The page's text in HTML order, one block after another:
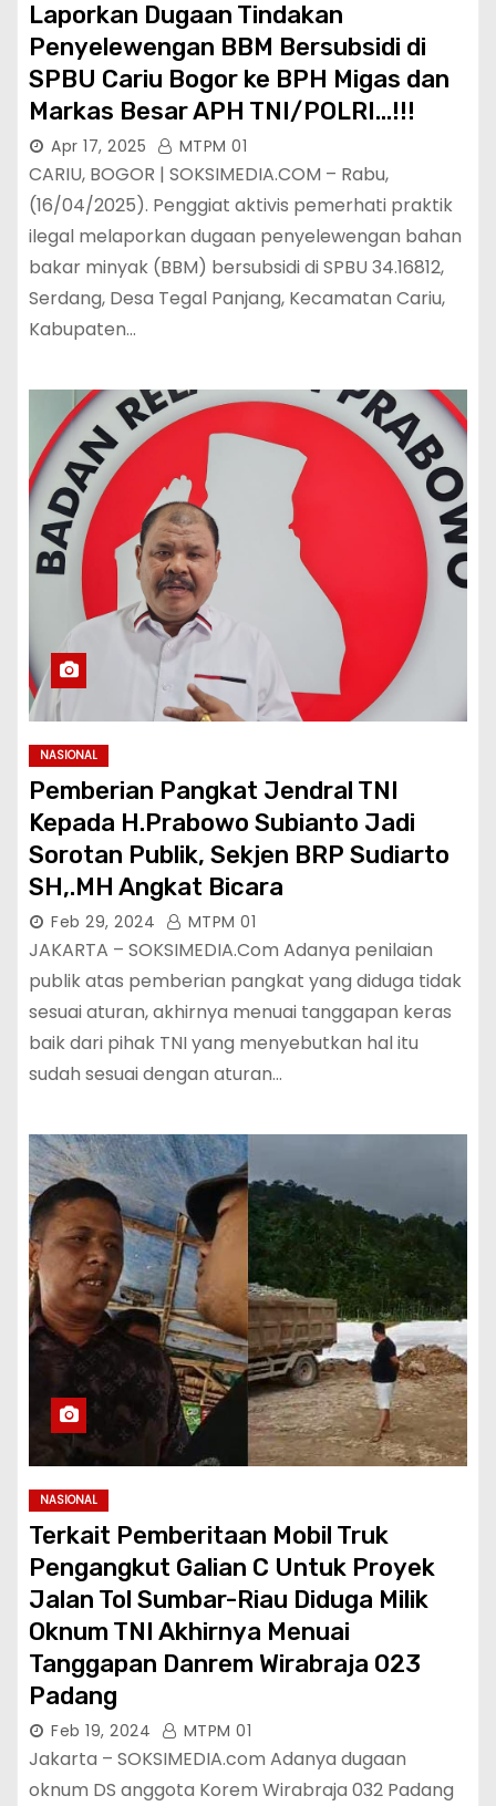
Laporkan Dugaan Tindakan
Penyelewengan BBM Bersubsidi di
SPBU Cariu Bogor ke BPH Migas dan
Markas Besar APH TNI/POLRI…!!!
Apr 17, 2025 MTPM 01
CARIU, BOGOR | SOKSIMEDIA.COM – Rabu,
(16/04/2025). Penggiat aktivis pemerhati praktik
ilegal melaporkan dugaan penyelewengan bahan
bakar minyak (BBM) bersubsidi di SPBU 34.16812,
Serdang, Desa Tegal Panjang, Kecamatan Cariu,
Kabupaten…
NASIONAL
Pemberian Pangkat Jendral TNI
Kepada H.Prabowo Subianto Jadi
Sorotan Publik, Sekjen BRP Sudiarto
SH,.MH Angkat Bicara
Feb 29, 2024 MTPM 01
JAKARTA – SOKSIMEDIA.Com Adanya penilaian
publik atas pemberian pangkat yang diduga tidak
sesuai aturan, akhirnya menuai tanggapan keras
baik dari pihak TNI yang menyebutkan hal itu
sudah sesuai dengan aturan…
NASIONAL
Terkait Pemberitaan Mobil Truk
Pengangkut Galian C Untuk Proyek
Jalan Tol Sumbar-Riau Diduga Milik
Oknum TNI Akhirnya Menuai
Tanggapan Danrem Wirabraja 023
Padang
Feb 19, 2024 MTPM 01
Jakarta – SOKSIMEDIA.com Adanya dugaan
oknum DS anggota Korem Wirabraja 032 Padang